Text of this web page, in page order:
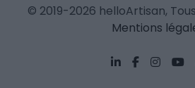
© 2019-2026 helloArtisan,
Mentions